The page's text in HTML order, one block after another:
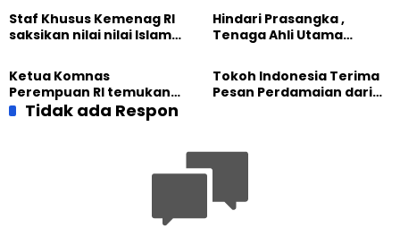
Kemanusiaan Global
Dunia dari “Infrastruktur
Kemanusiaan”
Staf Khusus Kemenag RI
saksikan nilai nilai Islam
Internasional Muslim
Ahmadiyah UK 2026
Hindari Prasangka ,
Tenaga Ahli Utama
fakta langsung
kehidupan Muslim
Ahmadiyah di Inggris
Ketua Komnas
Perempuan RI temukan
optimisme
Tokoh Indonesia Terima
Pesan Perdamaian dari
Tidak ada Respon